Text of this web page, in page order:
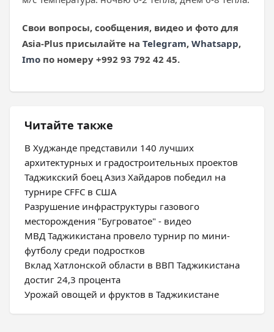
Свои вопросы, сообщения, видео и фото для
Asia-Plus присылайте на Telegram, Whatsapp,
Imo по номеру +992 93 792 42 45.
Читайте также
В Худжанде представили 140 лучших
архитектурных и градостроительных проектов
Таджикский боец Азиз Хайдаров победил на
турнире CFFC в США
Разрушение инфраструктуры газового
месторождения "Бугроватое" - видео
МВД Таджикистана провело турнир по мини-
футболу среди подростков
Вклад Хатлонской области в ВВП Таджикистана
достиг 24,3 процента
Урожай овощей и фруктов в Таджикистане